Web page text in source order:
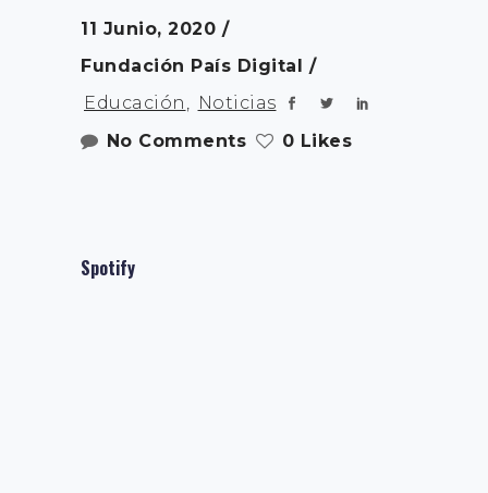
11 Junio, 2020
Fundación País Digital
Educación
Noticias
No Comments
0 Likes
Spotify